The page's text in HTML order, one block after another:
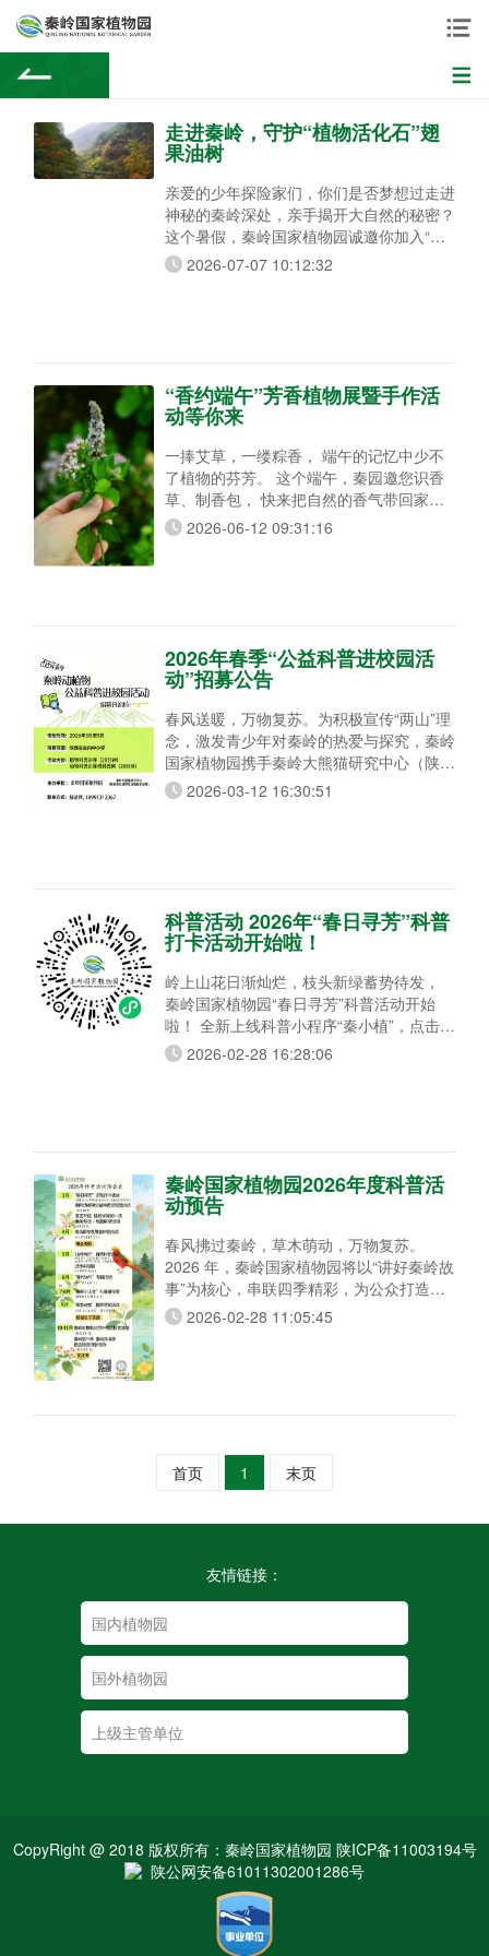
走进秦岭，守护“植物活化石”翅
果油树
亲爱的少年探险家们，你们是否梦想过走进
神秘的秦岭深处，亲手揭开大自然的秘密？
这个暑假，秦岭国家植物园诚邀你加入“秦
岭小卫士科学考察”公益夏令营，化身守护
绿色脊梁的生态小卫士，背起行囊，用脚步
翅果油树、把绿色的种子播撒在心间，用实
际行动讲好秦岭生态保护的故事！名额有
限，快来
2026-07-07 10:12:32
“香约端午”芳香植物展暨手作活
动等你来
一捧艾草，一缕粽香， 端午的记忆中少不
了植物的芬芳。 这个端午，秦园邀您识香
草、制香包， 快来把自然的香气带回家
吧！ 活动详情 活动时间：2026年6月19日
至21日9:00—16:00 活动地点：观光车始发
获得精美香囊一枚，
2026-06-12 09:31:16
2026年春季“公益科普进校园活
动”招募公告
春风送暖，万物复苏。为积极宣传“两山”理
念，激发青少年对秦岭的热爱与探究，秦岭
国家植物园携手秦岭大熊猫研究中心（陕西
省珍稀野生动物救护基地），正式启动
2026年春季“公益科普进校园活动”，现面向
或同样时长的原创科普剧。总共约一节课的
时间。 无论您身处城市还是乡村，只要
2026-03-12 16:30:51
科普活动 2026年“春日寻芳”科普
打卡活动开始啦！
岭上山花日渐灿烂，枝头新绿蓄势待发，
秦岭国家植物园“春日寻芳”科普活动开始
啦！ 全新上线科普小程序“秦小植”，点击即
可拍照打卡更方便！快来体验吧~ 活动详情
活动时间：2026年2月28日至4月20日每周
2026-02-28 16:28:06
秦岭国家植物园2026年度科普活
动预告
春风拂过秦岭，草木萌动，万物复苏。
2026 年，秦岭国家植物园将以“讲好秦岭故
事”为核心，串联四季精彩，为公众打造一
场贯穿全年的科普盛宴。 您可以参加“春日
寻芳”、“山林有约” 这样的自助科普活动，
“秦岭小卫士”科普夏令营，一起淬炼成长。
2026-02-28 11:05:45
首页 1 末页
友情链接：
CopyRight @ 2018 版权所有：秦岭国家植物园 陕ICP备11003194号
陕公网安备61011302001286号